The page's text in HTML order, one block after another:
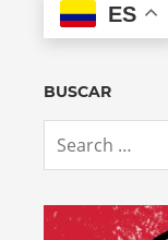
ES
BUSCAR